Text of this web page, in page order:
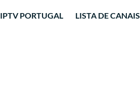
IPTV PORTUGAL LISTA DE CANAIS